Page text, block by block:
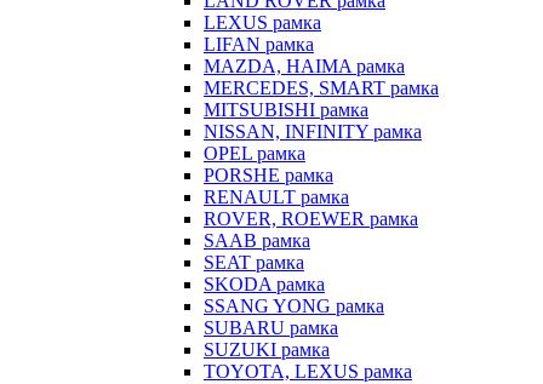
LEXUS рамка
LIFAN рамка
MAZDA, HAIMA рамка
MERCEDES, SMART рамка
MITSUBISHI рамка
NISSAN, INFINITY рамка
OPEL рамка
PORSHE рамка
RENAULT рамка
ROVER, ROEWER рамка
SAAB рамка
SEAT рамка
SKODA рамка
SSANG YONG рамка
SUBARU рамка
SUZUKI рамка
TOYOTA, LEXUS рамка